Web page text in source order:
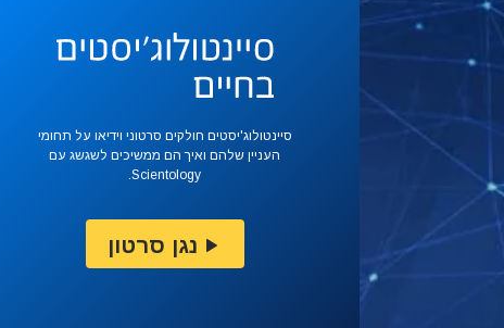
סיינטולוג'יסטים חולקים סרטוני וידיאו על תחומי
העניין שלהם ואיך הם ממשיכים לשגשג עם
Scientology.
נגן סרטון